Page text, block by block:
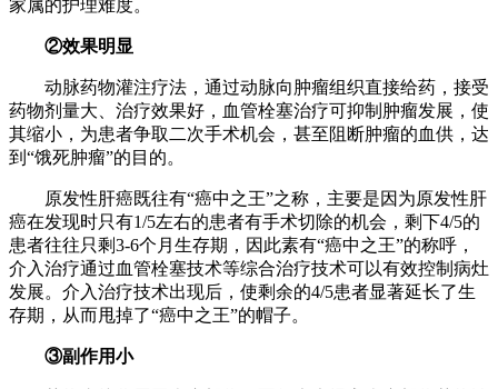
家属的护理难度。
②效果明显
动脉药物灌注疗法，通过动脉向肿瘤组织直接给药，接受
药物剂量大、治疗效果好，血管栓塞治疗可抑制肿瘤发展，使
其缩小，为患者争取二次手术机会，甚至阻断肿瘤的血供，达
到“饿死肿瘤”的目的。
原发性肝癌既往有“癌中之王”之称，主要是因为原发性肝
癌在发现时只有1/5左右的患者有手术切除的机会，剩下4/5的
患者往往只剩3-6个月生存期，因此素有“癌中之王”的称呼，
介入治疗通过血管栓塞技术等综合治疗技术可以有效控制病灶
发展。介入治疗技术出现后，使剩余的4/5患者显著延长了生
存期，从而甩掉了“癌中之王”的帽子。
③副作用小